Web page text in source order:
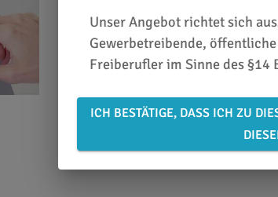
Unser Angebot richtet sich
Gewerbetreibende,
Freiberufler im Sinne des §14
ICH BESTÄTIGE, DASS ICH ZU